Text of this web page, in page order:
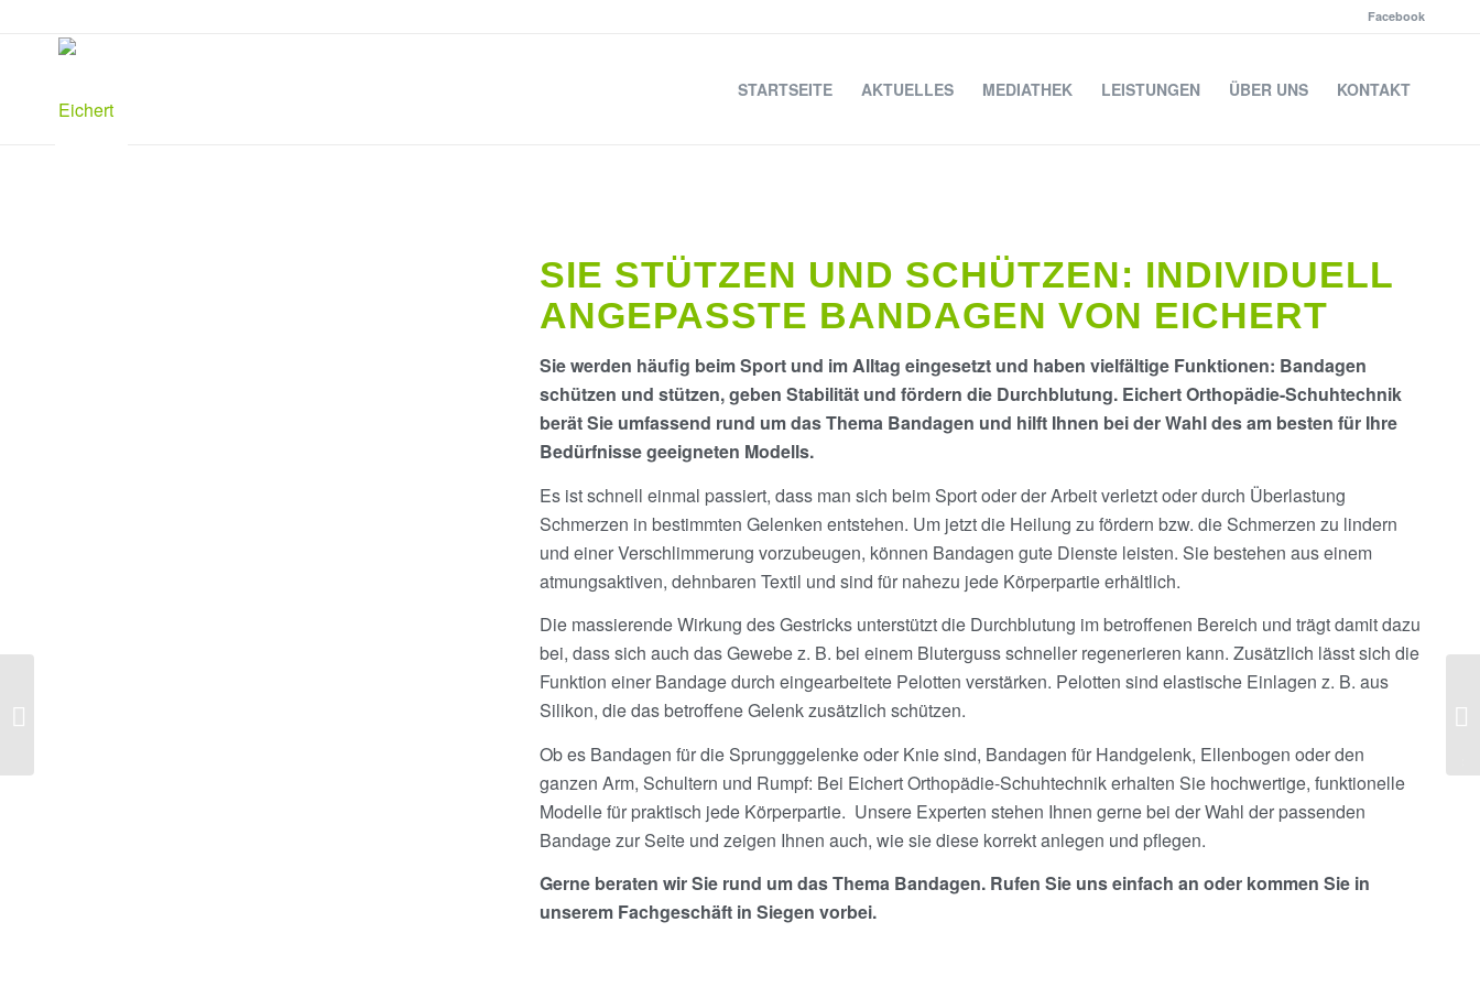
Facebook
STARTSEITE AKTUELLES MEDIATHEK LEISTUNGEN ÜBER UNS KONTAKT
SIE STÜTZEN UND SCHÜTZEN: INDIVIDUELL
ANGEPASSTE BANDAGEN VON EICHERT
Sie werden häufig beim Sport und im Alltag eingesetzt und haben vielfältige Funktionen: Bandagen
schützen und stützen, geben Stabilität und fördern die Durchblutung. Eichert Orthopädie-Schuhtechnik
berät Sie umfassend rund um das Thema Bandagen und hilft Ihnen bei der Wahl des am besten für Ihre
Bedürfnisse geeigneten Modells.
Es ist schnell einmal passiert, dass man sich beim Sport oder der Arbeit verletzt oder durch Überlastung
Schmerzen in bestimmten Gelenken entstehen. Um jetzt die Heilung zu fördern bzw. die Schmerzen zu lindern
und einer Verschlimmerung vorzubeugen, können Bandagen gute Dienste leisten. Sie bestehen aus einem
atmungsaktiven, dehnbaren Textil und sind für nahezu jede Körperpartie erhältlich.
Die massierende Wirkung des Gestricks unterstützt die Durchblutung im betroffenen Bereich und trägt damit dazu
bei, dass sich auch das Gewebe z. B. bei einem Bluterguss schneller regenerieren kann. Zusätzlich lässt sich die
Funktion einer Bandage durch eingearbeitete Pelotten verstärken. Pelotten sind elastische Einlagen z. B. aus
Silikon, die das betroffene Gelenk zusätzlich schützen.
Ob es Bandagen für die Sprungggelenke oder Knie sind, Bandagen für Handgelenk, Ellenbogen oder den
ganzen Arm, Schultern und Rumpf: Bei Eichert Orthopädie-Schuhtechnik erhalten Sie hochwertige, funktionelle
Modelle für praktisch jede Körperpartie. Unsere Experten stehen Ihnen gerne bei der Wahl der passenden
Bandage zur Seite und zeigen Ihnen auch, wie sie diese korrekt anlegen und pflegen.
Gerne beraten wir Sie rund um das Thema Bandagen. Rufen Sie uns einfach an oder kommen Sie in
unserem Fachgeschäft in Siegen vorbei.